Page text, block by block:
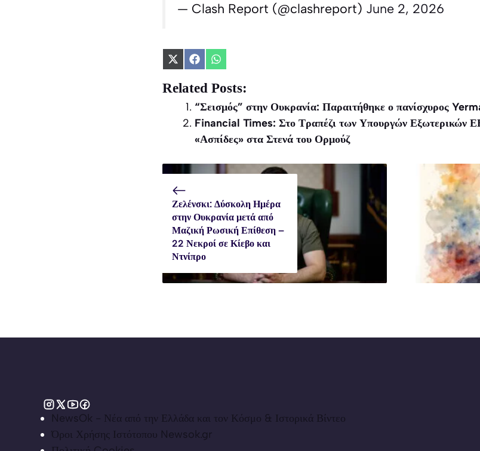
— Clash Report (@clashreport) June 2, 2026
Share
X
(Twitter)
Share
Facebook
Share
WhatsApp
Related Posts:
“Σεισμός” στην Ουκρανία: Παραιτήθηκε ο πανίσχυρος
Financial Times: Στο Τραπέζι των Υπουργών Εξωτερικών
«Ασπίδες» στα Στενά του Ορμούζ
Ζελένσκι: Δύσκολη Ημέρα
στην Ουκρανία μετά από
Μαζική Ρωσική Επίθεση –
22 Νεκροί σε Κίεβο και
Ντνίπρο
NewsOk - Νέα από την Ελλάδα και τον Κόσμο & Ιστορικά Βίντεο
Όροι Χρήσης Ιστότοπου Newsok.gr